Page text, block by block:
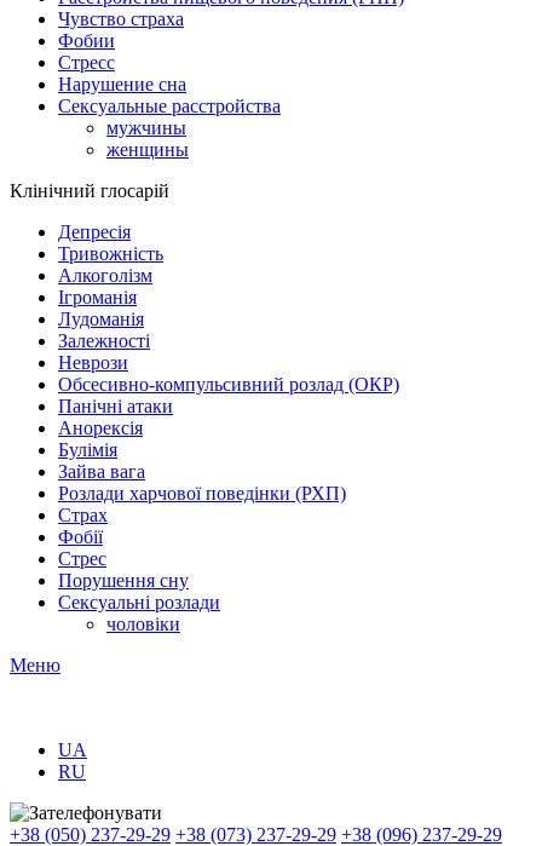
Чувство страха
Фобии
Стресс
Нарушение сна
Сексуальные расстройства
мужчины
женщины
Клінічний глосарій
Депресія
Тривожність
Алкоголізм
Ігроманія
Лудоманія
Залежності
Неврози
Обсесивно-компульсивний розлад (ОКР)
Панічні атаки
Анорексія
Булімія
Зайва вага
Розлади харчової поведінки (РХП)
Страх
Фобії
Стрес
Порушення сну
Сексуальні розлади
чоловіки
Меню
UA
RU
+38 (050) 237-29-29 +38 (073) 237-29-29 +38 (096) 237-29-29